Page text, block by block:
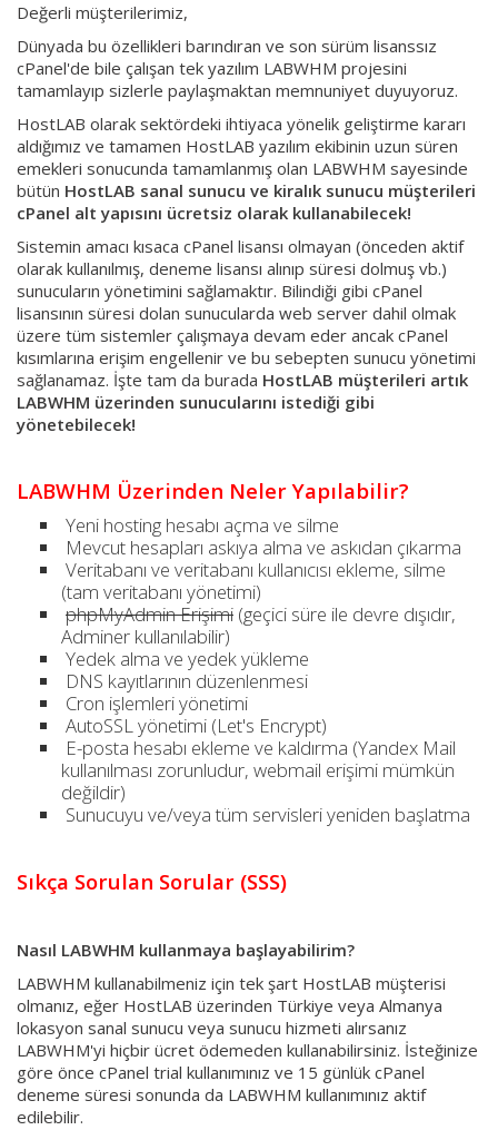
Değerli müşterilerimiz,
Dünyada bu özellikleri barındıran ve son sürüm lisanssız
cPanel'de bile çalışan tek yazılım LABWHM projesini
tamamlayıp sizlerle paylaşmaktan memnuniyet duyuyoruz.
HostLAB olarak sektördeki ihtiyaca yönelik geliştirme kararı
aldığımız ve tamamen HostLAB yazılım ekibinin uzun süren
emekleri sonucunda tamamlanmış olan LABWHM sayesinde
bütün HostLAB sanal sunucu ve kiralık sunucu müşterileri
cPanel alt yapısını ücretsiz olarak kullanabilecek!
Sistemin amacı kısaca cPanel lisansı olmayan (önceden aktif
olarak kullanılmış, deneme lisansı alınıp süresi dolmuş vb.)
sunucuların yönetimini sağlamaktır. Bilindiği gibi cPanel
lisansının süresi dolan sunucularda web server dahil olmak
üzere tüm sistemler çalışmaya devam eder ancak cPanel
kısımlarına erişim engellenir ve bu sebepten sunucu yönetimi
sağlanamaz. İşte tam da burada HostLAB müşterileri artık
LABWHM üzerinden sunucularını istediği gibi
yönetebilecek!
LABWHM Üzerinden Neler Yapılabilir?
Yeni hosting hesabı açma ve silme
Mevcut hesapları askıya alma ve askıdan çıkarma
Veritabanı ve veritabanı kullanıcısı ekleme, silme
(tam veritabanı yönetimi)
phpMyAdmin Erişimi (geçici süre ile devre dışıdır,
Adminer kullanılabilir)
Yedek alma ve yedek yükleme
DNS kayıtlarının düzenlenmesi
Cron işlemleri yönetimi
AutoSSL yönetimi (Let's Encrypt)
E-posta hesabı ekleme ve kaldırma (Yandex Mail
kullanılması zorunludur, webmail erişimi mümkün
değildir)
Sunucuyu ve/veya tüm servisleri yeniden başlatma
Sıkça Sorulan Sorular (SSS)
Nasıl LABWHM kullanmaya başlayabilirim?
LABWHM kullanabilmeniz için tek şart HostLAB müşterisi
olmanız, eğer HostLAB üzerinden Türkiye veya Almanya
lokasyon sanal sunucu veya sunucu hizmeti alırsanız
LABWHM'yi hiçbir ücret ödemeden kullanabilirsiniz. İsteğinize
göre önce cPanel trial kullanımınız ve 15 günlük cPanel
deneme süresi sonunda da LABWHM kullanımınız aktif
edilebilir.